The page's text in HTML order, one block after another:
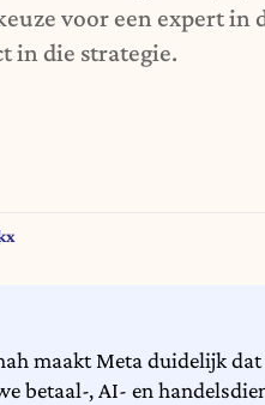
voor een expert in
in die strategie.
maakt Meta duidelijk
betaal-, AI- en